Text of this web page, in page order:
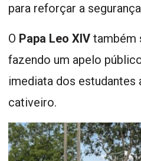
para reforçar a
O Papa Leo XIV também
fazendo um apelo
imediata dos estudantes
cativeiro.